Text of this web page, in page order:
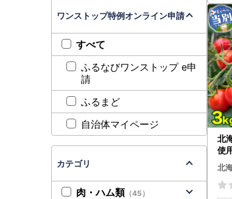
北
使
kg
容
北
ワンストップ特例オンライン申請
すべて
ふるなびワンストップ e申
請
ふるまど
自治体マイページ
カテゴリ
肉・ハム類 （45）